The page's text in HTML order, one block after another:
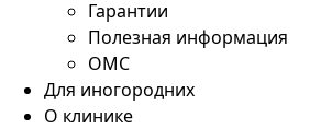
Гарантии
Полезная информация
ОМС
Для иногородних
О клинике